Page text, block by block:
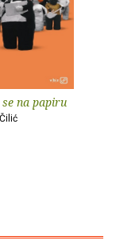
na papiru